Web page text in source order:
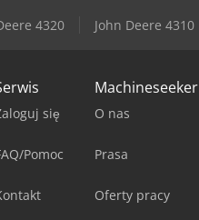
4320 John Deere 4310
się
Pomoc
Machineseeker
O nas
Prasa
Oferty pracy